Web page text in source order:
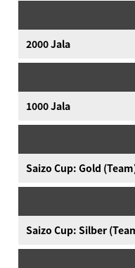
2000 Jala
1000 Jala
Saizo Cup: Gold
Saizo Cup: Silber